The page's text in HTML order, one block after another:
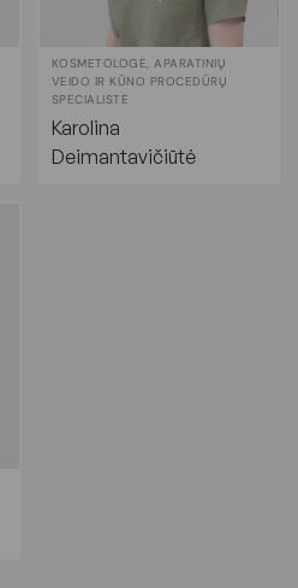
KOSMETOLOGĖ, APARATINIŲ
VEIDO IR KŪNO PROCEDŪRŲ
SPECIALISTĖ
Karolina
Deimantavičiūtė